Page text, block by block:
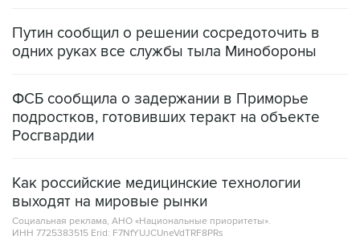
Путин сообщил о решении сосредоточить в
одних руках все службы тыла Минобороны
ФСБ сообщила о задержании в Приморье
подростков, готовивших теракт на объекте
Росгвардии
Как российские медицинские технологии
выходят на мировые рынки
Социальная реклама, АНО «Национальные приоритеты».
ИНН 7725383515 Erid: F7NfYUJCUneVdTRF8PRs